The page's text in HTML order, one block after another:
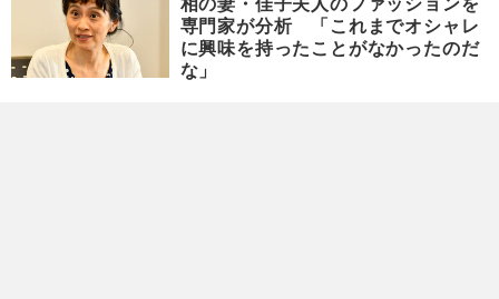
相の妻・佳子夫人のファッションを
専門家が分析 「これまでオシャレ
に興味を持ったことがなかったのだ
な」